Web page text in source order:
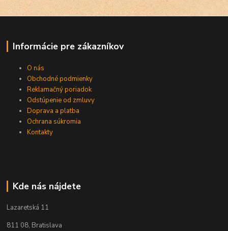
Informácie pre zákazníkov
O nás
Obchodné podmienky
Reklamačný poriadok
Odstúpenie od zmluvy
Doprava a platba
Ochrana súkromia
Kontakty
Kde nás nájdete
Lazaretská 11
811 08, Bratislava